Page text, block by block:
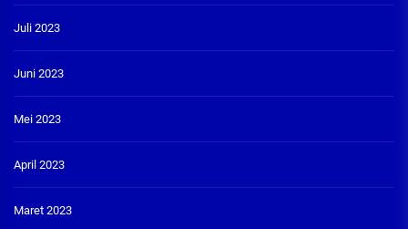
Juli 2023
Juni 2023
Mei 2023
April 2023
Maret 2023